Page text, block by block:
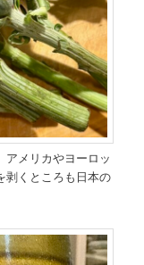
メリカやヨーロッ
剥くところも日本の